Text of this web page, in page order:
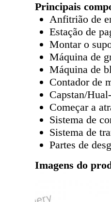
Principais
Anfitrião de
Estação de
Montar o
Máquina de
Máquina de
Contador de
Capstan/
Começar a
Sistema de
Sistema de
Partes de
Imagens do